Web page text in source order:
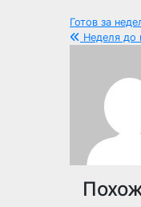
Готов за
Неделя до